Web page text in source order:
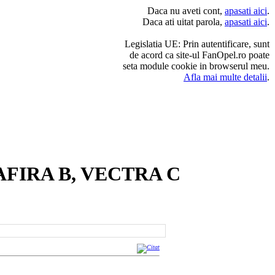
Daca nu aveti cont, apasati aici.
Daca ati uitat parola, apasati aici.
Legislatia UE: Prin autentificare, sunt
de acord ca site-ul FanOpel.ro poate
seta module cookie in browserul meu.
Afla mai multe detalii.
B, VECTRA C